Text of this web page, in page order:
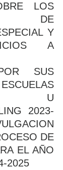
LOS
DE
Y
A
SUS
U
2023-
DE
EL AÑO
2025